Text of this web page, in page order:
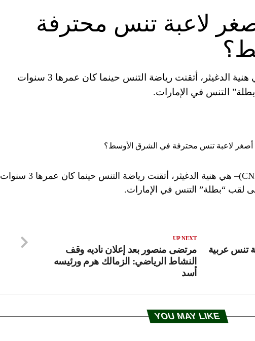
لاعبة تنس محترفة
دبي، الإمارات العربية المتحدة (CNN)– هي هنية الدغيثر، أتقنت رياضة التنس حينما كان عمرها 3 سنوات
التنس في الإمارات.
دبي، الإمارات العربية المتحدة (CNN)– هي هنية الدغيثر، أتقنت رياضة التنس حينما كان عمرها 3 سنوات
“بطلة” التنس في الإمارات.
UP NEXT
مرتضى منصور بعد إعلان ناديه وقف
النشاط الرياضي: الزمالك هرم ورئيسه
أسد
تنس عربية
YOU MAY LIKE